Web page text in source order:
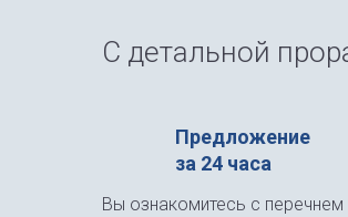
С детальной
Предложение
за 24 часа
Вы ознакомитесь с перечнем